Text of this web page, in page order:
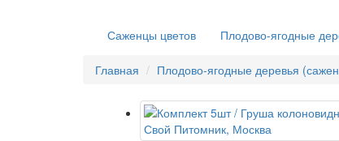
Саженцы цветов Плодово-ягодные
Главная Плодово-ягодные деревья